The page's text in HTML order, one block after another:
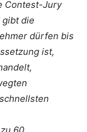
Contest-Jury
gibt die
dürfen bis
ist,